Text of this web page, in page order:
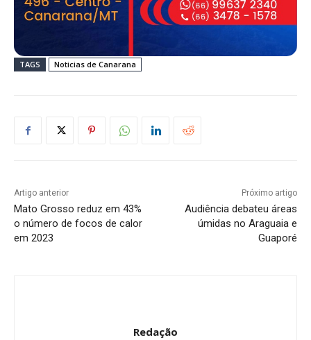
TAGS Noticias de Canarana
Artigo anterior
Mato Grosso reduz em 43%
o número de focos de calor
em 2023
Próximo artigo
Audiência debateu áreas
úmidas no Araguaia e
Guaporé
Redação